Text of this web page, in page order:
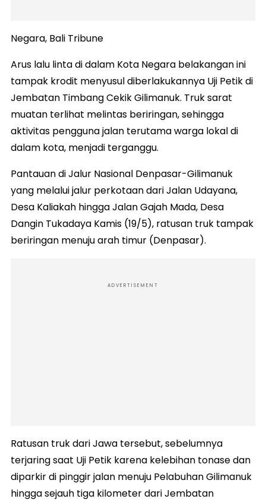
Negara, Bali Tribune
Arus lalu linta di dalam Kota Negara belakangan ini
tampak krodit menyusul diberlakukannya Uji Petik di
Jembatan Timbang Cekik Gilimanuk. Truk sarat
muatan terlihat melintas beriringan, sehingga
aktivitas pengguna jalan terutama warga lokal di
dalam kota, menjadi terganggu.
Pantauan di Jalur Nasional Denpasar-Gilimanuk
yang melalui jalur perkotaan dari Jalan Udayana,
Desa Kaliakah hingga Jalan Gajah Mada, Desa
Dangin Tukadaya Kamis (19/5), ratusan truk tampak
beriringan menuju arah timur (Denpasar).
ADVERTISEMENT
Ratusan truk dari Jawa tersebut, sebelumnya
terjaring saat Uji Petik karena kelebihan tonase dan
diparkir di pinggir jalan menuju Pelabuhan Gilimanuk
hingga sejauh tiga kilometer dari Jembatan